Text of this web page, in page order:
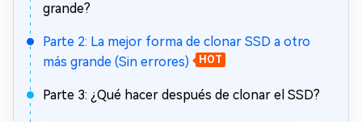
grande?
Parte 2: La mejor forma de clonar SSD a otro
más grande (Sin errores)
HOT
Parte 3: ¿Qué hacer después de clonar el SSD?